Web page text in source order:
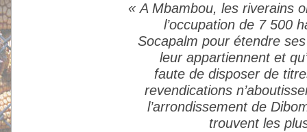
«A Mbambou, les riverains
l’occupation de 7 500
Socapalm pour étendre
leur appartiennent et
faute de disposer de
revendications
l’arrondissement de
trouvent les